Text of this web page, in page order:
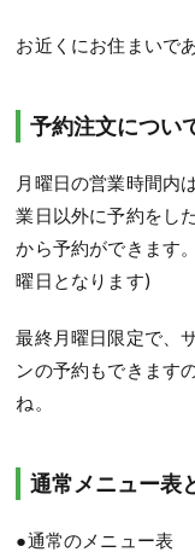
お近くにお住まいで
予約注文につい
月曜日の営業時間内
業日以外に予約をし
から予約ができます
曜日となります)
最終月曜日限定で、
ンの予約もできますの
ね。
通常メニュー表
●通常のメニュー表